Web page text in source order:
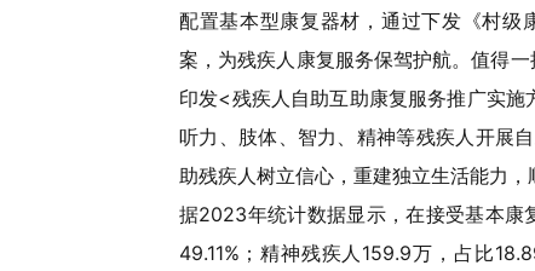
配置基本型康复器材，通过下发《村级
案，为残疾人康复服务保驾护航。值得
印发<残疾人自助互助康复服务推广实施
听力、肢体、智力、精神等残疾人开展
助残疾人树立信心，重建独立生活能力，
据2023年统计数据显示，在接受基本康
49.11%；精神残疾人159.9万，占比